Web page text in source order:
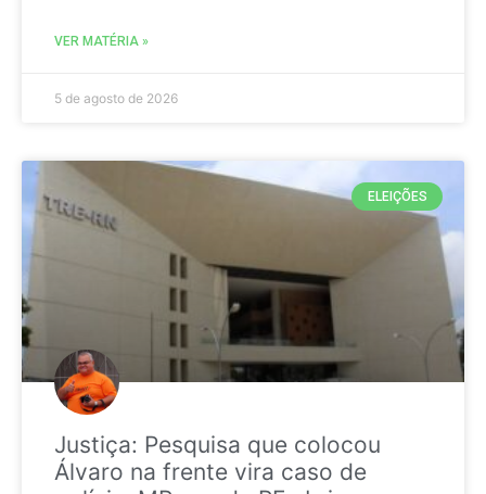
VER MATÉRIA »
5 de agosto de 2026
ELEIÇÕES
Justiça: Pesquisa que colocou
Álvaro na frente vira caso de